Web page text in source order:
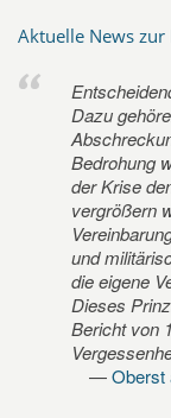
Aktuelle News
Dazu
Bedrohung
der Krise
vergrößern
und
die eigene
Dieses
Bericht von
Oberst